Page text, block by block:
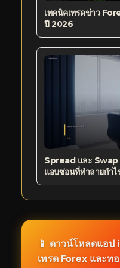
เทคนิคเทรดข่าว
ปี 2026
Spread และ Swap
แอบซ่อนที่ทำลายกำไ
📱 ดาวน์โหลดแอป
เทรด Forex และท